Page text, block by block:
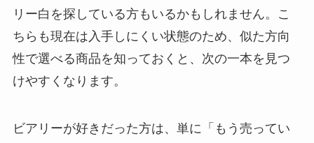
リー白を探している方もいるかもしれません。こ
ちらも現在は入手しにくい状態のため、似た方向
性で選べる商品を知っておくと、次の一本を見つ
けやすくなります。
ビアリーが好きだった方は、単に「もう売ってい